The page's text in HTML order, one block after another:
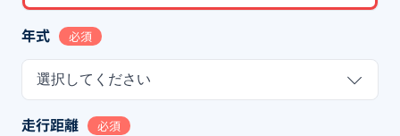
年式 必須
選択してください
走行距離 必須